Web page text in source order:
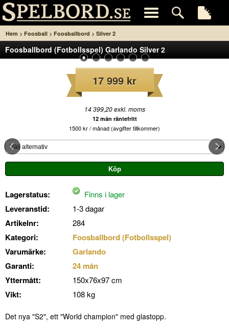
Hem > Foosball > Foosballbord > Silver 2
Foosballbord (Fotbollsspel) Garlando Silver 2
17 999 kr
14 399,20 exkl. moms
12 mån räntefritt
1500 kr / månad (avgifter tillkommer)
Lagerstatus: Finns i lager
Leveranstid: 1-3 dagar
Artikelnr: 284
Kategori:
Foosballbord (Fotbollsspel)
Varumärke:
Garlando
Garanti:
24 mån
Yttermått:
150x76x97 cm
Vikt: 108 kg
Det nya "S2", ett "World champion" med glastopp.